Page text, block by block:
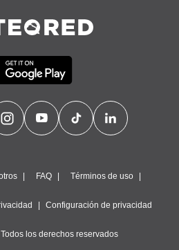
FAQ Términos de uso
Configuración de privacidad
los derechos reservados